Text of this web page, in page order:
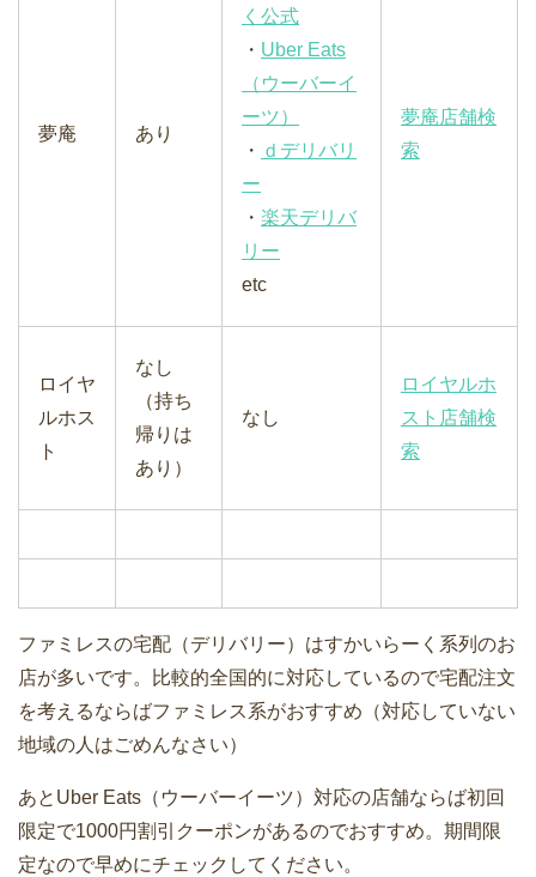
夢庵 あり
く公式
・ Uber Eats
（ウーバーイ
ーツ）
・ ｄデリバリ
ー
・ 楽天デリバ
リー
etc
夢庵店舗検
索
ロイヤ
ルホス
ト
なし
（持ち
帰りは
あり）
なし
ロイヤルホ
スト店舗検
索
ファミレスの宅配（デリバリー）はすかいらーく系列のお
店が多いです。比較的全国的に対応しているので宅配注文
を考えるならばファミレス系がおすすめ（対応していない
地域の人はごめんなさい）
あとUber Eats（ウーバーイーツ）対応の店舗ならば初回
限定で1000円割引クーポンがあるのでおすすめ。期間限
定なので早めにチェックしてください。